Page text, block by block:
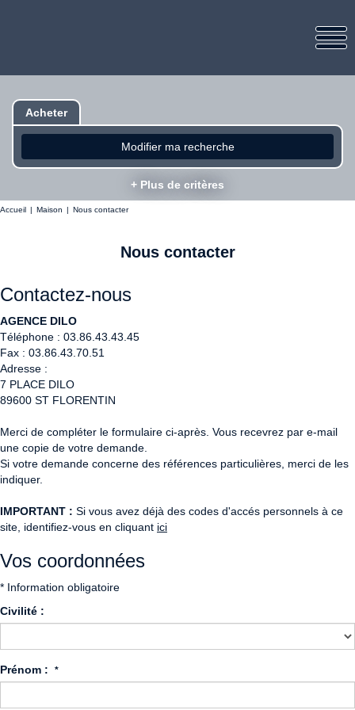
Acheter
Modifier ma recherche
+ Plus de critères
Accueil Maison Nous contacter
Nous contacter
Contactez-nous
AGENCE DILO
Téléphone : 03.86.43.43.45
Fax : 03.86.43.70.51
Adresse :
7 PLACE DILO
89600 ST FLORENTIN
Merci de compléter le formulaire ci-après. Vous recevrez par e-mail
une copie de votre demande.
Si votre demande concerne des références particulières, merci de les
indiquer.
IMPORTANT : Si vous avez déjà des codes d'accés personnels à ce
site, identifiez-vous en cliquant ici
Vos coordonnées
* Information obligatoire
Civilité :
Prénom : *